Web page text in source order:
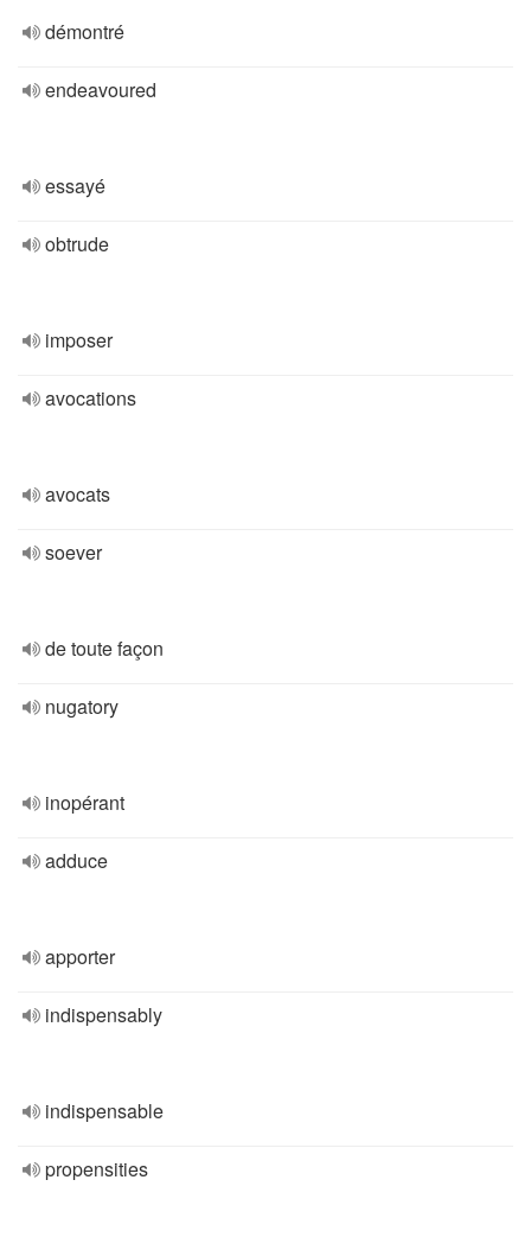
démontré
endeavoured
essayé
obtrude
imposer
avocations
avocats
soever
de toute façon
nugatory
inopérant
adduce
apporter
indispensably
indispensable
propensities